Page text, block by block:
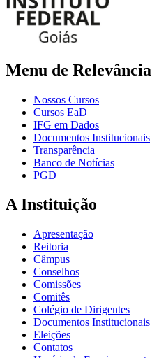
Menu de Relevância
Nossos Cursos
Cursos EaD
IFG em Dados
Documentos Institucionais
Transparência
Banco de Notícias
PGD
A Instituição
Apresentação
Reitoria
Câmpus
Conselhos
Comissões
Comitês
Colégio de Dirigentes
Documentos Institucionais
Eleições
Contatos